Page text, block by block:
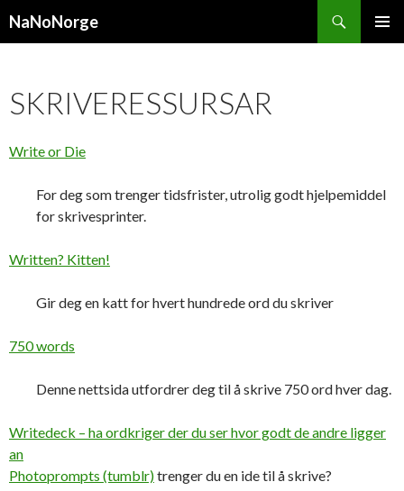
NaNoNorge
SKRIVERESSURSAR
Write or Die
For deg som trenger tidsfrister, utrolig godt hjelpemiddel
for skrivesprinter.
Written? Kitten!
Gir deg en katt for hvert hundrede ord du skriver
750 words
Denne nettsida utfordrer deg til å skrive 750 ord hver dag.
Writedeck – ha ordkriger der du ser hvor godt de andre ligger
an
Photoprompts (tumblr)trenger du en ide til å skrive?